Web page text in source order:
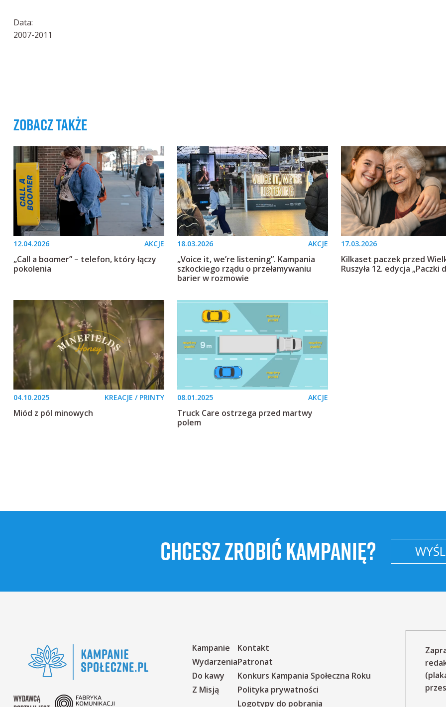
Data:
2007-2011
zobacz także
12.04.2026 AKCJE
„Call a boomer” – telefon, który łączy
pokolenia
18.03.2026 AKCJE
„Voice it, we’re listening”. Kampania
szkockiego rządu o przełamywaniu
barier w rozmowie
17.03.2026
Kilkaset paczek przed
Ruszyła 12. edycja „Paczki
04.10.2025 KREACJE / PRINTY
Miód z pól minowych
08.01.2025 AKCJE
Truck Care ostrzega przed martwy
polem
CHCESZ ZROBIĆ KAMPANIĘ?
WYDAWCĄ
Kampanie
Wydarzenia
Do kawy
Z Misją
Kontakt
Patronat
Konkurs Kampania Społeczna Roku
Polityka prywatności
Logotypy do pobrania